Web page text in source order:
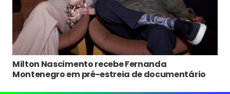
Milton Nascimento recebe Fernanda
Montenegro em pré-estreia de documentário